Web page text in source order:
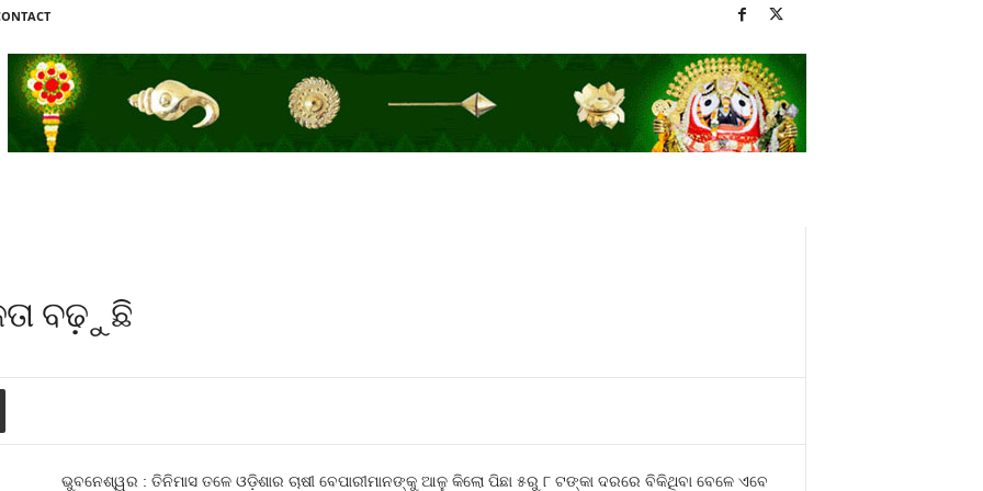
ବଢ଼ୁଛି
ଭୁବନେଶ୍ୱର : ତିନିମାସ ତଳେ ଓଡ଼ିଶାର ଚାଷୀ ବେପାରୀମାନଙ୍କୁ ଆଳୁ କିଲୋ ପିଛା ୫ରୁ ୮ ଟଙ୍କା ଦରରେ ବିକିଥିବା ବେଳେ ଏବେ